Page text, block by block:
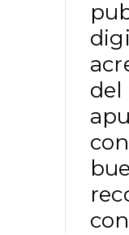
del